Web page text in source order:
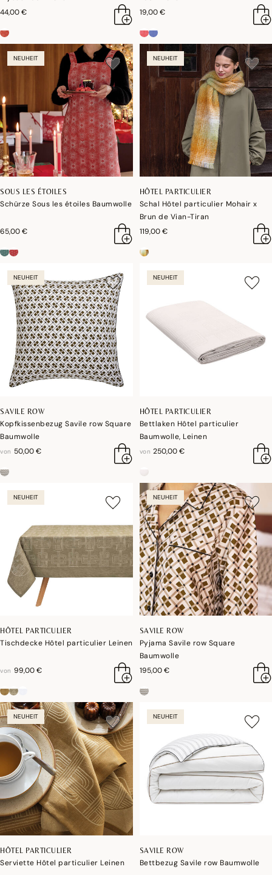
44,00 €
19,00 €
NEUHEIT
SOUS LES ÉTOILES
Schürze Sous les étoiles Baumwolle
65,00 €
NEUHEIT
HÔTEL PARTICULIER
Schal Hôtel particulier Mohair x
Brun de Vian-Tiran
119,00 €
NEUHEIT
SAVILE ROW
Kopfkissenbezug Savile row Square
Baumwolle
von 50,00 €
NEUHEIT
HÔTEL PARTICULIER
Bettlaken Hôtel particulier
Baumwolle, Leinen
von 250,00 €
NEUHEIT
HÔTEL PARTICULIER
Tischdecke Hôtel particulier Leinen
von 99,00 €
NEUHEIT
SAVILE ROW
Pyjama Savile row Square
Baumwolle
195,00 €
NEUHEIT
HÔTEL PARTICULIER
Serviette Hôtel particulier Leinen
NEUHEIT
SAVILE ROW
Bettbezug Savile row Baumwolle